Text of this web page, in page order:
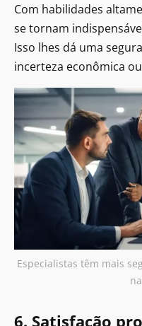
Com habilidades
se tornam
Isso lhes dá uma
incerteza econômica
Especialistas têm mais
6. Satisfação